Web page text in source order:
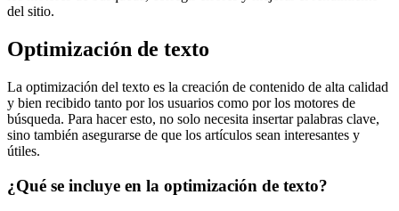
del sitio.
Optimización de texto
La optimización del texto es la creación de contenido de alta calidad
y bien recibido tanto por los usuarios como por los motores de
búsqueda. Para hacer esto, no solo necesita insertar palabras clave,
sino también asegurarse de que los artículos sean interesantes y
útiles.
¿Qué se incluye en la optimización de texto?